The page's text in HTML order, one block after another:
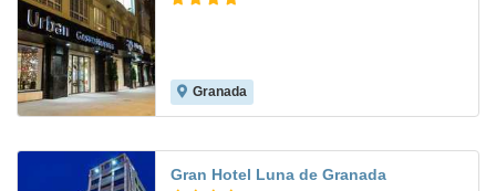
Granada
Gran Hotel Luna de Granada